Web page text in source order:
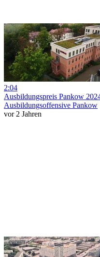
2:04
Ausbildungspreis Pankow
Ausbildungsoffensive Pankow
vor 2 Jahren